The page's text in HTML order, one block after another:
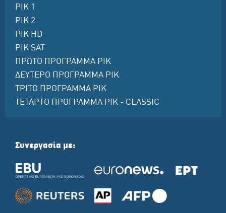
ΡΙΚ 1
ΡΙΚ 2
ΡΙΚ HD
ΡΙΚ SAT
ΠΡΩΤΟ ΠΡΟΓΡΑΜΜΑ ΡΙΚ
ΔΕΥΤΕΡΟ ΠΡΟΓΡΑΜΜΑ ΡΙΚ
ΤΡΙΤΟ ΠΡΟΓΡΑΜΜΑ ΡΙΚ
ΤΕΤΑΡΤΟ ΠΡΟΓΡΑΜΜΑ ΡΙΚ - CLASSIC
Συνεργασία με: